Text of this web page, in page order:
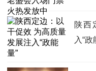
陕西
入“政